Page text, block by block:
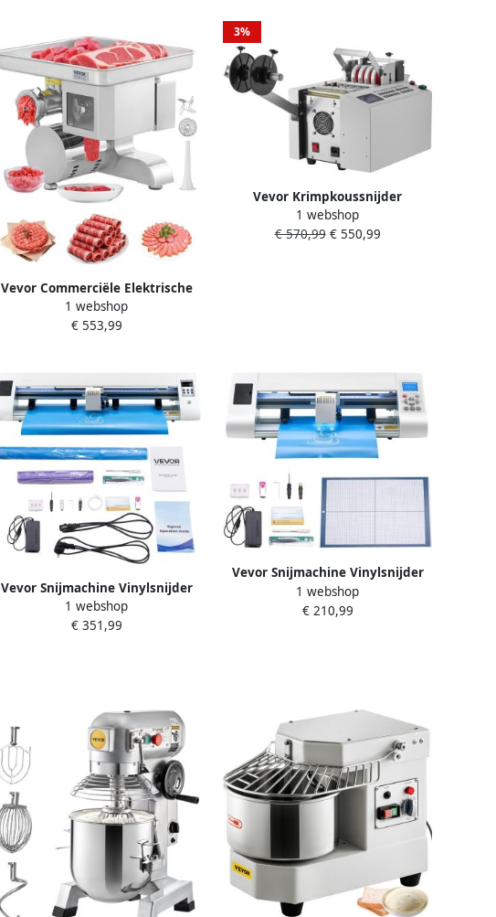
Vevor Commerciële Elektrische
Vleesmolen 5kg Min
Worstvulmachine 5mm
1 webshop
€ 553,99
3%
Vevor Krimpkoussnijder
Automatische Kabel- en
Buissnijder Snijmachine
1 webshop
€ 570,99€ 550,99
Vevor Snijmachine Vinylsnijder
Automatische Randdetectie
600mm
1 webshop
€ 351,99
Vevor Snijmachine Vinylsnijder
Automatische Randdetectie
Instelbaar
1 webshop
€ 210,99